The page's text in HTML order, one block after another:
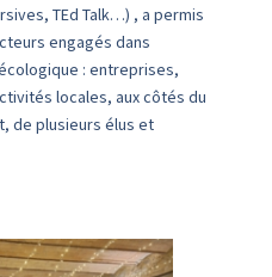
TEd Talk…) , a permis
engagés dans
: entreprises,
locales, aux côtés du
de plusieurs élus et